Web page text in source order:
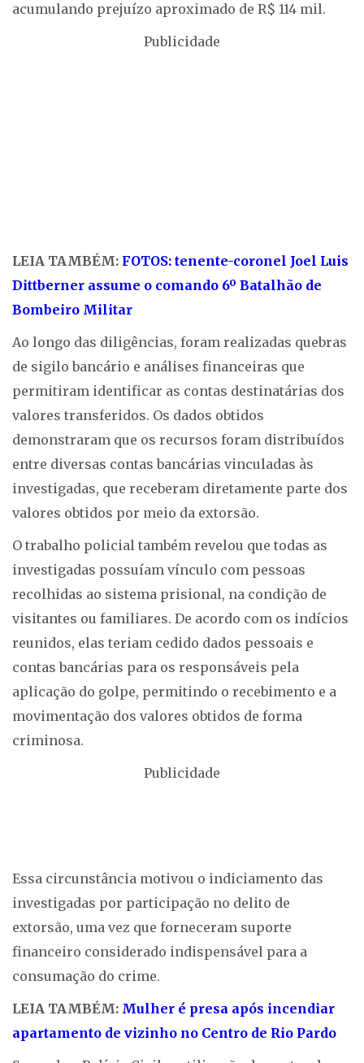
acumulando prejuízo aproximado de R$ 114 mil.
Publicidade
LEIA TAMBÉM: FOTOS: tenente-coronel Joel Luis
Dittberner assume o comando 6º Batalhão de
Bombeiro Militar
Ao longo das diligências, foram realizadas quebras
de sigilo bancário e análises financeiras que
permitiram identificar as contas destinatárias dos
valores transferidos. Os dados obtidos
demonstraram que os recursos foram distribuídos
entre diversas contas bancárias vinculadas às
investigadas, que receberam diretamente parte dos
valores obtidos por meio da extorsão.
O trabalho policial também revelou que todas as
investigadas possuíam vínculo com pessoas
recolhidas ao sistema prisional, na condição de
visitantes ou familiares. De acordo com os indícios
reunidos, elas teriam cedido dados pessoais e
contas bancárias para os responsáveis pela
aplicação do golpe, permitindo o recebimento e a
movimentação dos valores obtidos de forma
criminosa.
Publicidade
Essa circunstância motivou o indiciamento das
investigadas por participação no delito de
extorsão, uma vez que forneceram suporte
financeiro considerado indispensável para a
consumação do crime.
LEIA TAMBÉM: Mulher é presa após incendiar
apartamento de vizinho no Centro de Rio Pardo